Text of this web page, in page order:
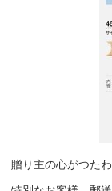
贈り主の心がつた